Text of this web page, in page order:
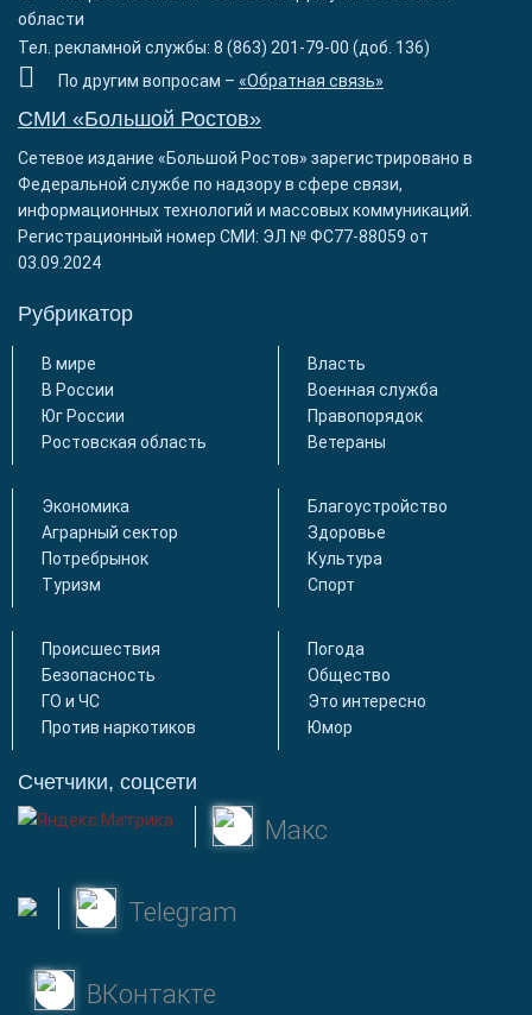
области
Тел. рекламной службы: 8 (863) 201-79-00 (доб. 136)
По другим вопросам – «Обратная связь»
СМИ «Большой Ростов»
Сетевое издание «Большой Ростов» зарегистрировано в
Федеральной службе по надзору в сфере связи,
информационных технологий и массовых коммуникаций.
Регистрационный номер СМИ: ЭЛ № ФС77-88059 от
03.09.2024
Рубрикатор
В мире
В России
Юг России
Ростовская область
Власть
Военная служба
Правопорядок
Ветераны
Экономика
Аграрный сектор
Потребрынок
Туризм
Благоустройство
Здоровье
Культура
Спорт
Происшествия
Безопасность
ГО и ЧС
Против наркотиков
Погода
Общество
Это интересно
Юмор
Счетчики, соцсети
Макс
Telegram
ВКонтакте